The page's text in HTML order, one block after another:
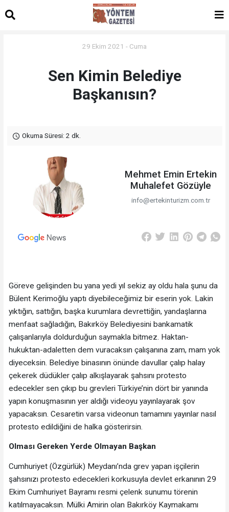
29 Ekim 2021 - Cuma
Sen Kimin Belediye
Başkanısın?
Okuma Süresi: 2 dk.
Mehmet Emin Ertekin
Muhalefet Gözüyle
info@ertekinturizm.com.tr
Göreve gelişinden bu yana yedi yıl sekiz ay oldu hala şunu da
Bülent Kerimoğlu yaptı diyebileceğimiz bir eserin yok. Lakin
yıktığın, sattığın, başka kurumlara devrettiğin, yandaşlarına
menfaat sağladığın, Bakırköy Belediyesini bankamatik
çalışanlarıyla doldurduğun saymakla bitmez. Haktan-
hukuktan-adaletten dem vuracaksın çalışanına zam, mam yok
diyeceksin. Belediye binasının önünde davullar çalıp halay
çekerek düdükler çalıp alkışlayarak şahsını protesto
edecekler sen çıkıp bu grevleri Türkiye’nin dört bir yanında
yapın konuşmasının yer aldığı videoyu yayınlayarak şov
yapacaksın. Cesaretin varsa videonun tamamını yayınlar nasıl
protesto edildiğini de halka gösterirsin.
Olması Gereken Yerde Olmayan Başkan
Cumhuriyet (Özgürlük) Meydanı’nda grev yapan işçilerin
şahsınızı protesto edecekleri korkusuyla devlet erkanının 29
Ekim Cumhuriyet Bayramı resmi çelenk sunumu törenin
katılmayacaksın. Mülki Amirin olan Bakırköy Kaymakamı